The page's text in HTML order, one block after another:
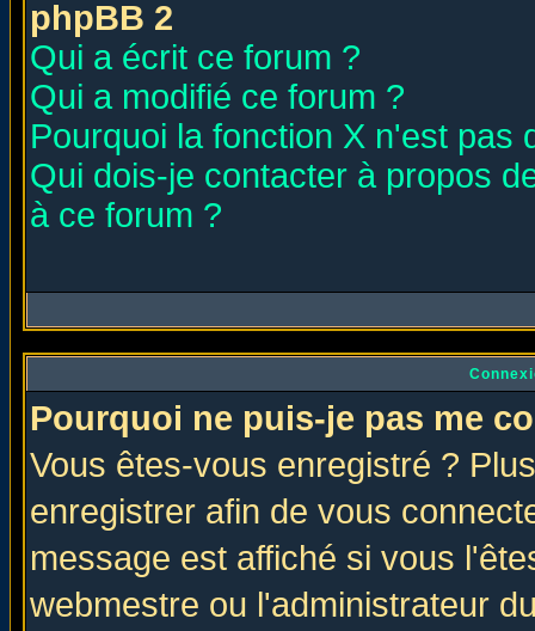
phpBB 2
Qui a écrit ce forum ?
Qui a modifié ce forum ?
Pourquoi la fonction X n'est pas
Qui dois-je contacter à propos
à ce forum ?
Pourquoi ne puis-je pas me
Vous êtes-vous enregistré ?
enregistrer afin de vous
message est affiché si vous
webmestre ou l'administrateur